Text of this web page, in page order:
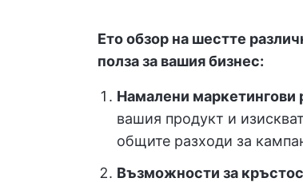
Ето обзор на шестте
полза за вашия бизнес:
Намалени маркетингови
вашия продукт и
общите разходи за
Възможности за